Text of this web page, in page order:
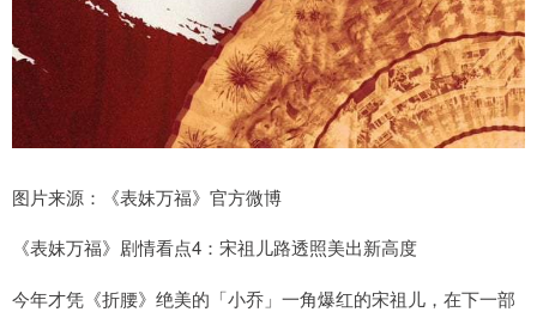
图片来源：《表妹万福》官方微博
《表妹万福》剧情看点4：宋祖儿路透照美出新高度
今年才凭《折腰》绝美的「小乔」一角爆红的宋祖儿，在下一部